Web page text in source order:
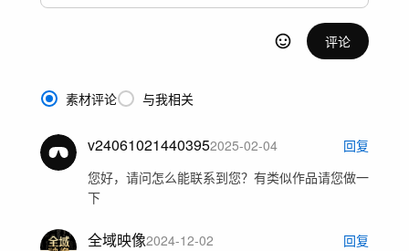
评论
素材评论 与我相关
v240610214403952025-02-04
回复
您好，请问怎么能联系到您？有类似作品请您做一
下
全域映像2024-12-02
回复